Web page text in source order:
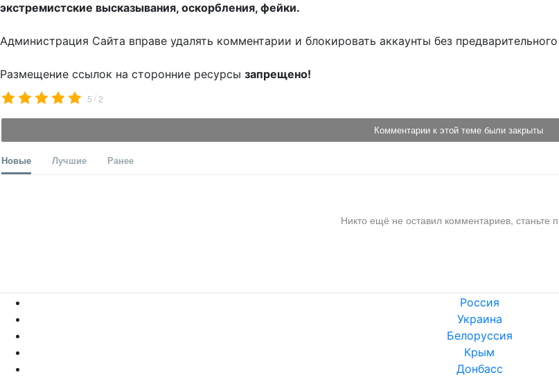
экстремистские высказывания, оскорбления, фейки.
Администрация Сайта вправе удалять комментарии и блокировать аккаунты без
Размещение ссылок на сторонние ресурсы запрещено!
5 /2
Комментарии к этой теме были закрыты
Новые Лучшие Ранее
Никто ещё не оставил комментариев, станьте
Россия
Украина
Белоруссия
Крым
Донбасс